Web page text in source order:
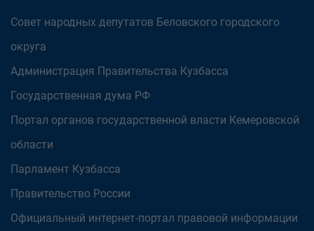
Совет народных депутатов Беловского городского
округа
Администрация Правительства Кузбасса
Государственная дума РФ
Портал органов государственной власти Кемеровской
области
Парламент Кузбасса
Правительство России
Официальный интернет-портал правовой информации